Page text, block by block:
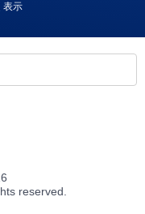
表示
reserved.